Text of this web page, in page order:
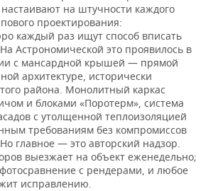
на штучности каждого
проектирования:
каждый раз ищут способ вписать
Астрономической это проявилось в
с мансардной крышей — прямой
архитектуре, исторически
района. Монолитный каркас
и блоками «Поротерм», система
с утолщенной теплоизоляцией
требованиям без компромиссов
главное — это авторский надзор.
выезжает на объект еженедельно;
с рендерами, и любое
исправлению.